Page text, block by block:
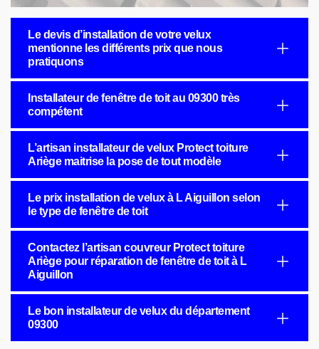
Le devis d’installation de votre velux
mentionne les différents prix que nous
pratiquons
Installateur de fenêtre de toit au 09300 très
compétent
L’artisan installateur de velux Protect toiture
Ariège maitrise la pose de tout modèle
Le prix installation de velux à L Aiguillon selon
le type de fenêtre de toit
Contactez l’artisan couvreur Protect toiture
Ariège pour réparation de fenêtre de toit à L
Aiguillon
Le bon installateur de velux du département
09300